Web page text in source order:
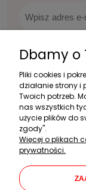
Dbamy o
Pliki cookies i
działanie strony
Twoich potrzeb.
nas wszystkich
użycie plików do
zgody".
Więcej o plikach
prywatności.